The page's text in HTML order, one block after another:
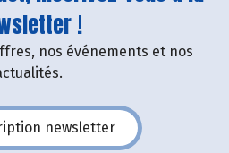
!
nos événements et nos
newsletter